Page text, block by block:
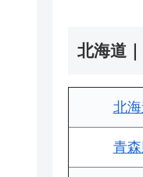
北海道
北
青